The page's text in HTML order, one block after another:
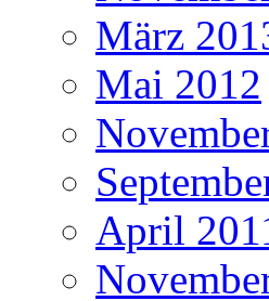
März
Mai 2012
April